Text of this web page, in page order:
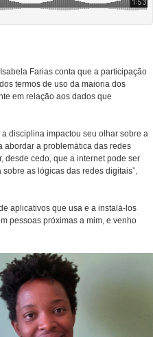
Farias conta que a participação
termos de uso da maioria dos
em relação aos dados que
disciplina impactou seu olhar sobre a
abordar a problemática das redes
desde cedo, que a internet pode ser
as lógicas das redes digitais”,
aplicativos que usa e a instalá-los
pessoas próximas a mim, e venho